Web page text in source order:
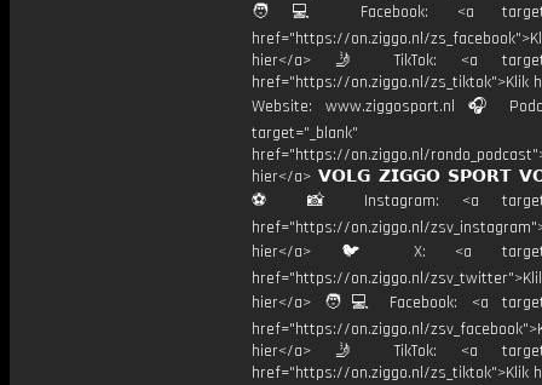
🧑💻 Facebook: <a
href="https://on.ziggo.nl/
hier</a> 🤳 TikTok: <a
href="https://on.ziggo.nl/zs_tiktok">Klik
Website: www.ziggosport.nl 🎧
target="_blank"
href="https://on.ziggo.nl/
hier</a> 𝗩𝗢𝗟𝗚 𝗭𝗜𝗚𝗚𝗢 𝗦𝗣𝗢𝗥𝗧
⚽️ 📸 Instagram: <a
href="https://on.ziggo.nl/
hier</a> 🐦 X: <a
href="https://on.ziggo.nl/
hier</a> 🧑💻 Facebook: <a
href="https://on.ziggo.nl/
hier</a> 🤳 TikTok: <a
href="https://on.ziggo.nl/zs_tiktok">Klik